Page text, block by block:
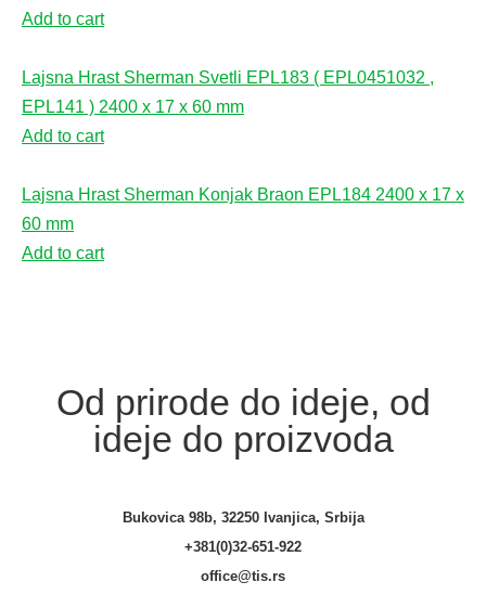
Add to cart
Lajsna Hrast Sherman Svetli EPL183 ( EPL0451032 ,
EPL141 ) 2400 x 17 x 60 mm
Add to cart
Lajsna Hrast Sherman Konjak Braon EPL184 2400 x 17 x
60 mm
Add to cart
Od prirode do ideje, od
ideje do proizvoda
Bukovica 98b, 32250 Ivanjica, Srbija
+381(0)32-651-922
office@tis.rs